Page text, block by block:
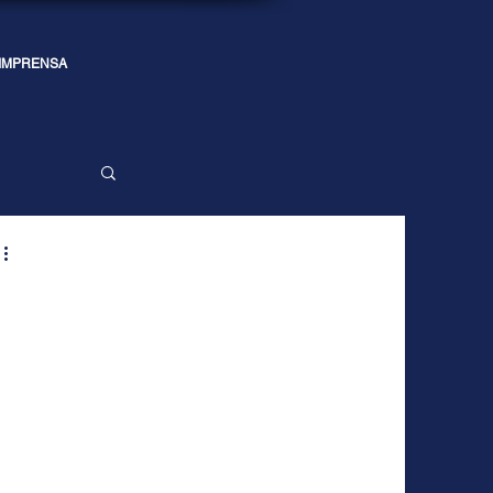
IMPRENSA